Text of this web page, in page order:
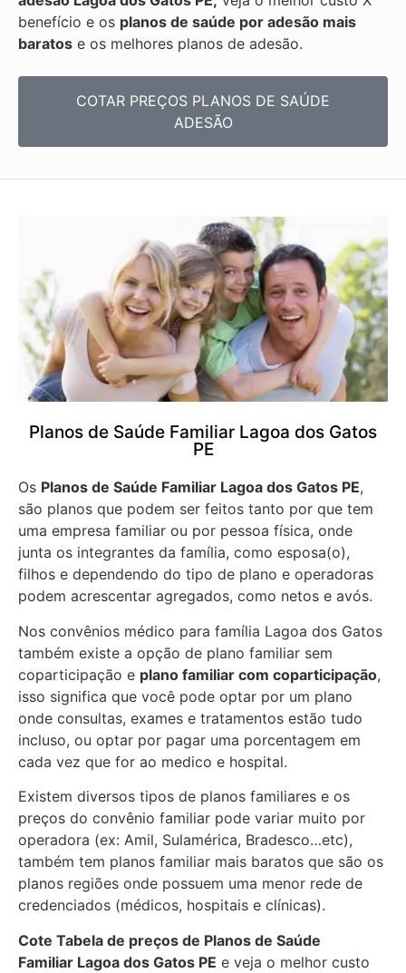
benefício e os planos de saúde por adesão mais
baratos e os melhores planos de adesão.
COTAR PREÇOS PLANOS DE SAÚDE
ADESÃO
Planos de Saúde Familiar Lagoa dos Gatos
PE
Os Planos de Saúde Familiar Lagoa dos Gatos PE,
são planos que podem ser feitos tanto por que tem
uma empresa familiar ou por pessoa física, onde
junta os integrantes da família, como esposa(o),
filhos e dependendo do tipo de plano e operadoras
podem acrescentar agregados, como netos e avós.
Nos convênios médico para família Lagoa dos Gatos
também existe a opção de plano familiar sem
coparticipação e plano familiar com coparticipação,
isso significa que você pode optar por um plano
onde consultas, exames e tratamentos estão tudo
incluso, ou optar por pagar uma porcentagem em
cada vez que for ao medico e hospital.
Existem diversos tipos de planos familiares e os
preços do convênio familiar pode variar muito por
operadora (ex: Amil, Sulamérica, Bradesco…etc),
também tem planos familiar mais baratos que são os
planos regiões onde possuem uma menor rede de
credenciados (médicos, hospitais e clínicas).
Cote Tabela de preços de Planos de Saúde
Familiar Lagoa dos Gatos PE e veja o melhor custo